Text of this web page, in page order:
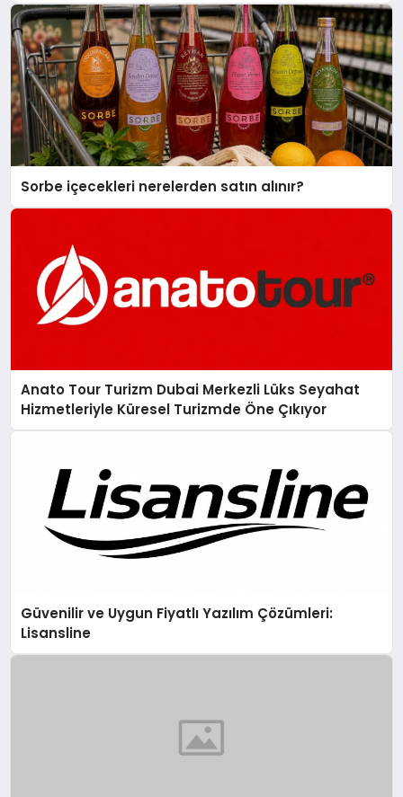
Sorbe içecekleri nerelerden satın alınır?
Anato Tour Turizm Dubai Merkezli Lüks Seyahat
Hizmetleriyle Küresel Turizmde Öne Çıkıyor
Güvenilir ve Uygun Fiyatlı Yazılım Çözümleri:
Lisansline